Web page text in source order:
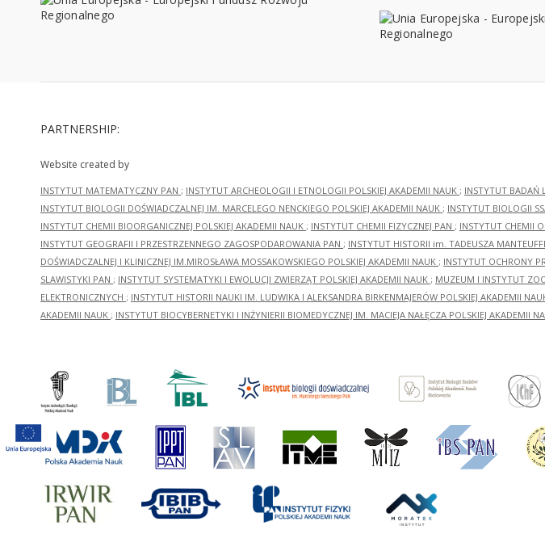
PARTNERSHIP:
Website created by
INSTYTUT MATEMATYCZNY PAN ; INSTYTUT ARCHEOLOGII I ETNOLOGII POLSKIEJ AKADEMII NAUK ; INSTYTUT BADAŃ
INSTYTUT BIOLOGII DOŚWIADCZALNEJ IM. MARCELEGO NENCKIEGO POLSKIEJ AKADEMII NAUK ; INSTYTUT BIOLOGII
INSTYTUT CHEMII BIOORGANICZNEJ POLSKIEJ AKADEMII NAUK ; INSTYTUT CHEMII FIZYCZNEJ PAN ; INSTYTUT CHEMII
INSTYTUT GEOGRAFII I PRZESTRZENNEGO ZAGOSPODAROWANIA PAN ; INSTYTUT HISTORII im. TADEUSZA
DOŚWIADCZALNEJ I KLINICZNEJ IM.MIROSŁAWA MOSSAKOWSKIEGO POLSKIEJ AKADEMII NAUK ; INSTYTUT OCHRONY
SLAWISTYKI PAN ; INSTYTUT SYSTEMATYKI I EWOLUCJI ZWIERZĄT POLSKIEJ AKADEMII NAUK ; MUZEUM I INSTYTUT
ELEKTRONICZNYCH ; INSTYTUT HISTORII NAUKI IM. LUDWIKA I ALEKSANDRA BIRKENMAJERÓW POLSKIEJ AKADEMII
AKADEMII NAUK ; INSTYTUT BIOCYBERNETYKI I INŻYNIERII BIOMEDYCZNEJ IM. MACIEJA NAŁĘCZA POLSKIEJ AKADEMII